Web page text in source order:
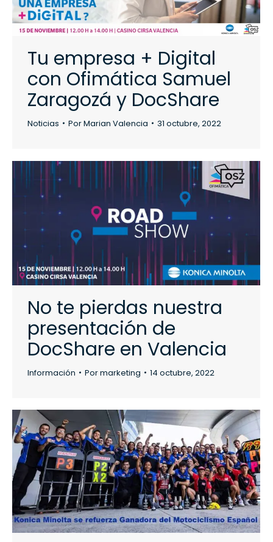
Tu empresa + Digital
con Ofimática Samuel
Zaragozá y DocShare
Noticias PorMarian Valencia 31 octubre, 2022
No te pierdas nuestra
presentación de
DocShare en Valencia
Información Pormarketing 14 octubre, 2022